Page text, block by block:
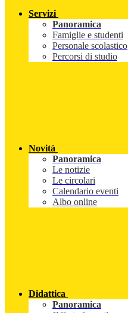
Servizi
Panoramica
Famiglie e studenti
Personale scolastico
Percorsi di studio
Novità
Panoramica
Le notizie
Le circolari
Calendario eventi
Albo online
Didattica
Panoramica